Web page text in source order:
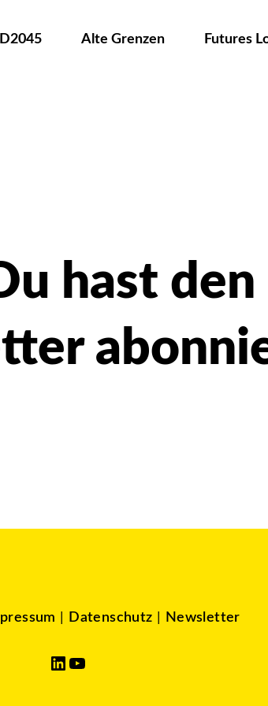
D2045 Alte Grenzen Futures
hast
Datenschutz Newsletter
LinkedIn
YouTube